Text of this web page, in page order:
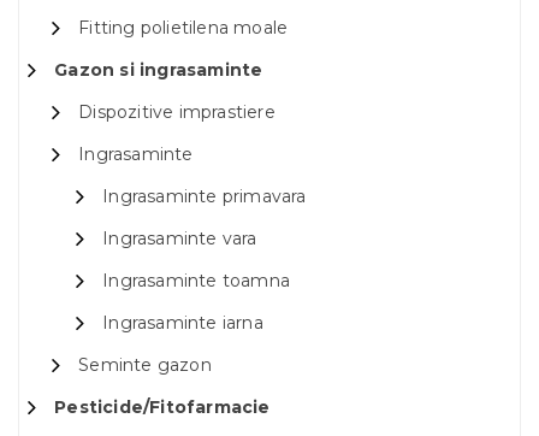
Fitting polietilena moale
Gazon si ingrasaminte
Dispozitive imprastiere
Ingrasaminte
Ingrasaminte primavara
Ingrasaminte vara
Ingrasaminte toamna
Ingrasaminte iarna
Seminte gazon
Pesticide/Fitofarmacie